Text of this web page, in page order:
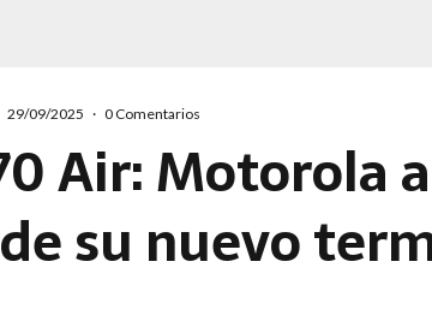
29/09/2025 · 0 Comentarios
Air: Motorola
su nuevo